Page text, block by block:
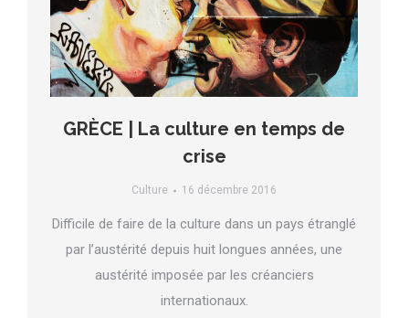
GRÈCE | La culture en temps de
crise
Culture 16 décembre 2016
Difficile de faire de la culture dans un pays étranglé
par l’austérité depuis huit longues années, une
austérité imposée par les créanciers
internationaux.